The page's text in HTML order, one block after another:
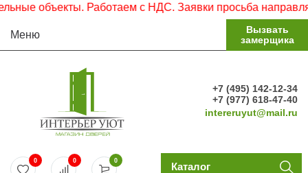
объекты. Работаем с НДС. Заявки просьба направлять
Меню
Вызвать
замерщика
+7 (495) 142-12-34
+7 (977) 618-47-40
intereruyut@mail.ru
0
0 0 Каталог